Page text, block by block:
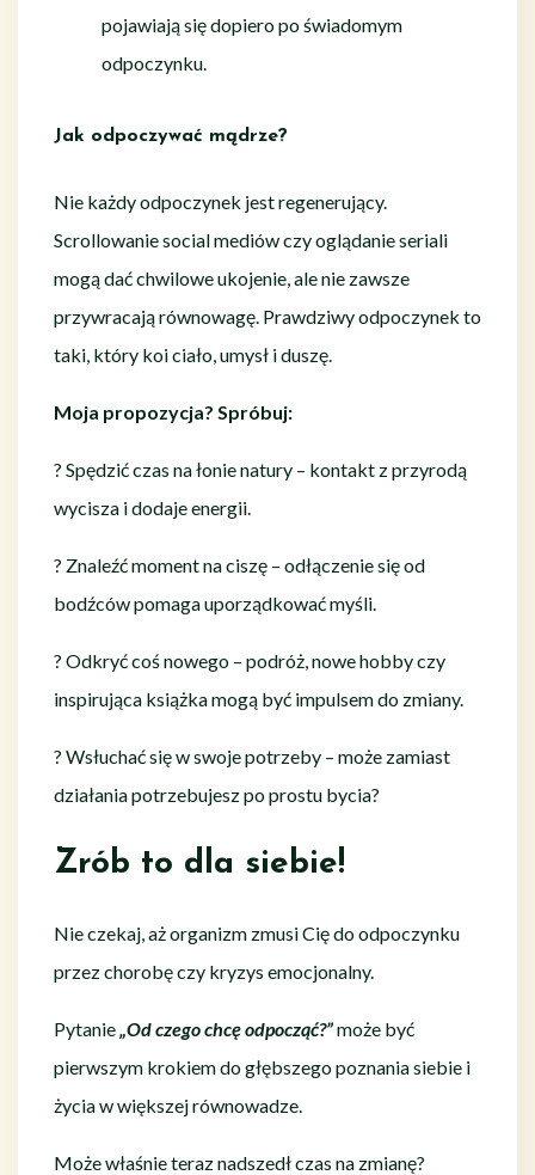
pojawiają się dopiero po świadomym
odpoczynku.
Jak odpoczywać mądrze?
Nie każdy odpoczynek jest regenerujący.
Scrollowanie social mediów czy oglądanie seriali
mogą dać chwilowe ukojenie, ale nie zawsze
przywracają równowagę. Prawdziwy odpoczynek to
taki, który koi ciało, umysł i duszę.
Moja propozycja? Spróbuj:
? Spędzić czas na łonie natury – kontakt z przyrodą
wycisza i dodaje energii.
? Znaleźć moment na ciszę – odłączenie się od
bodźców pomaga uporządkować myśli.
? Odkryć coś nowego – podróż, nowe hobby czy
inspirująca książka mogą być impulsem do zmiany.
? Wsłuchać się w swoje potrzeby – może zamiast
działania potrzebujesz po prostu bycia?
Zrób to dla siebie!
Nie czekaj, aż organizm zmusi Cię do odpoczynku
przez chorobę czy kryzys emocjonalny.
Pytanie„Od czego chcę odpocząć?”może być
pierwszym krokiem do głębszego poznania siebie i
życia w większej równowadze.
Może właśnie teraz nadszedł czas na zmianę?